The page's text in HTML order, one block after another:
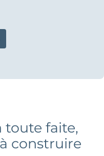
toute faite,
construire